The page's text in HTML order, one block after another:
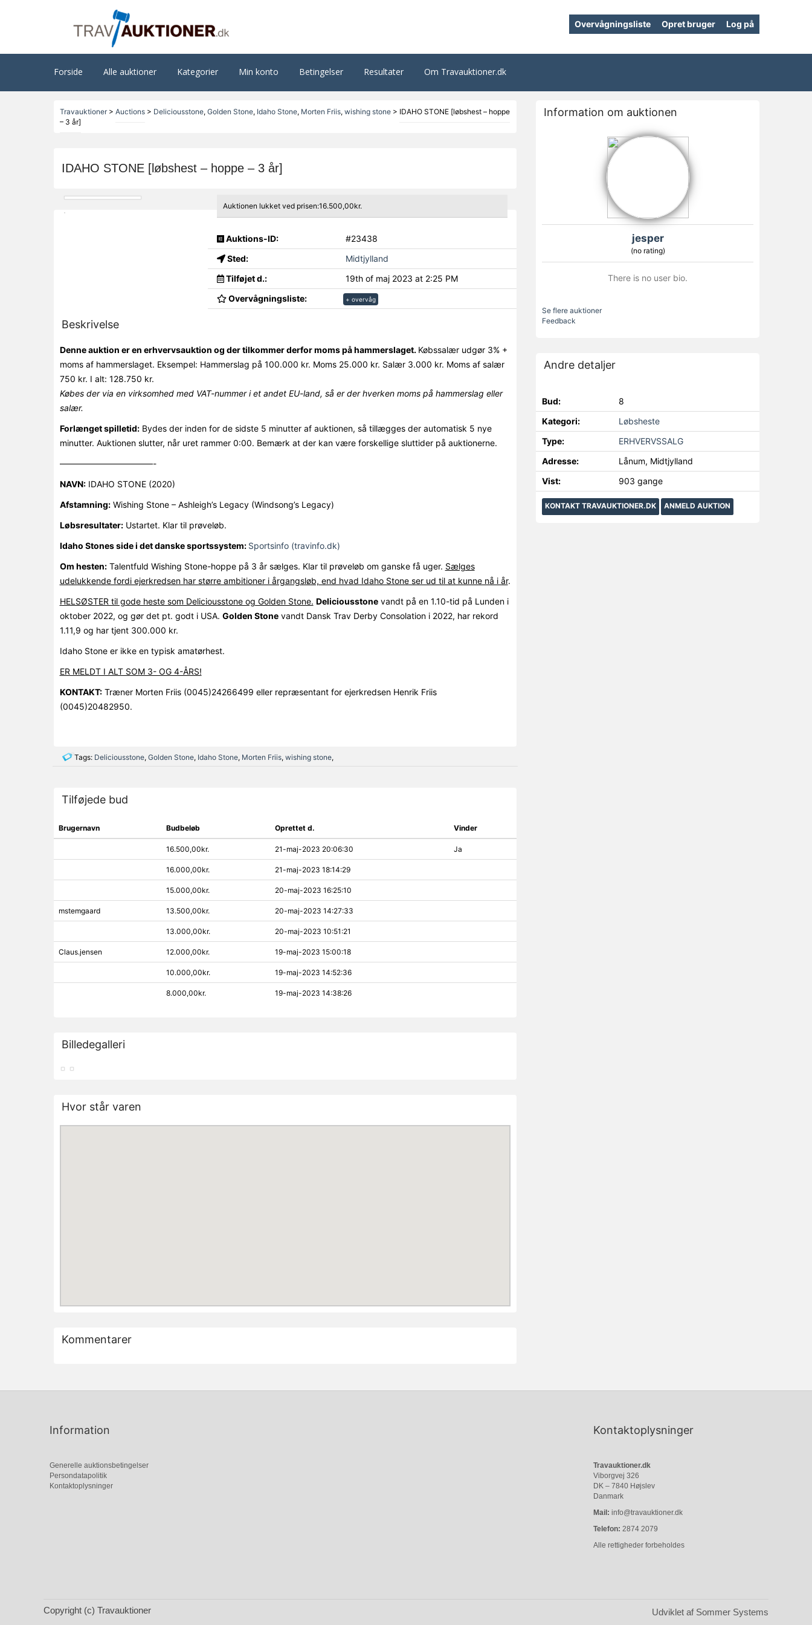
Overvågningsliste Opret bruger Log på
Forside Alle auktioner Kategorier Min konto Betingelser Resultater Om Travauktioner.dk
Travauktioner> Auctions> Deliciousstone, Golden Stone, Idaho Stone, Morten Friis, wishing stone> IDAHO STONE [løbshest – hoppe
– 3 år]
IDAHO STONE [løbshest – hoppe – 3 år]
Auktionen lukket ved prisen:16.500,00kr.
Auktions-ID:
#23438
Sted:
Midtjylland
Tilføjet d.:
19th of maj 2023 at 2:25 PM
Overvågningsliste:
+ overvåg
Beskrivelse
Denne auktion er en erhvervsauktion og der tilkommer derfor moms på hammerslaget. Købssalær udgør 3% +
moms af hammerslaget. Eksempel: Hammerslag på 100.000 kr. Moms 25.000 kr. Salær 3.000 kr. Moms af salær
750 kr. I alt: 128.750 kr.
Købes der via en virksomhed med VAT-nummer i et andet EU-land, så er der hverken moms på hammerslag eller
salær.
Forlænget spilletid:Bydes der inden for de sidste 5 minutter af auktionen, så tillægges der automatisk 5 nye
minutter. Auktionen slutter, når uret rammer 0:00. Bemærk at der kan være forskellige sluttider på auktionerne.
———————————-
NAVN:IDAHO STONE (2020)
Afstamning:Wishing Stone – Ashleigh’s Legacy (Windsong’s Legacy)
Løbsresultater:Ustartet. Klar til prøveløb.
Idaho Stones side i det danske sportssystem: Sportsinfo (travinfo.dk)
Om hesten:Talentfuld Wishing Stone-hoppe på 3 år sælges. Klar til prøveløb om ganske få uger. Sælges
udelukkende fordi ejerkredsen har større ambitioner i årgangsløb, end hvad Idaho Stone ser ud til at kunne nå i år.
HELSØSTER til gode heste som Deliciousstone og Golden Stone. Deliciousstonevandt på en 1.10-tid på Lunden i
oktober 2022, og gør det pt. godt i USA. Golden Stonevandt Dansk Trav Derby Consolation i 2022, har rekord
1.11,9 og har tjent 300.000 kr.
Idaho Stone er ikke en typisk amatørhest.
ER MELDT I ALT SOM 3- OG 4-ÅRS!
KONTAKT:Træner Morten Friis (0045)24266499 eller repræsentant for ejerkredsen Henrik Friis
(0045)20482950.
Tags: Deliciousstone, Golden Stone, Idaho Stone, Morten Friis, wishing stone,
Tilføjede bud
Brugernavn Budbeløb Oprettet d. Vinder
16.500,00kr. 21-maj-2023 20:06:30 Ja
16.000,00kr. 21-maj-2023 18:14:29
15.000,00kr. 20-maj-2023 16:25:10
mstemgaard 13.500,00kr. 20-maj-2023 14:27:33
13.000,00kr. 20-maj-2023 10:51:21
Claus.jensen 12.000,00kr. 19-maj-2023 15:00:18
10.000,00kr. 19-maj-2023 14:52:36
8.000,00kr. 19-maj-2023 14:38:26
Billedegalleri
Hvor står varen
Kommentarer
Information om auktionen
jesper
(no rating)
There is no user bio.
Se flere auktioner
Feedback
Andre detaljer
Bud:
8
Kategori:
Løbsheste
Type:
ERHVERVSSALG
Adresse:
Lånum, Midtjylland
Vist:
903 gange
KONTAKT TRAVAUKTIONER.DK ANMELD AUKTION
Information
Generelle auktionsbetingelser
Persondatapolitik
Kontaktoplysninger
Kontaktoplysninger
Travauktioner.dk
Viborgvej 326
DK – 7840 Højslev
Danmark
Mail: info@travauktioner.dk
Telefon: 2874 2079
Alle rettigheder forbeholdes
Copyright (c) Travauktioner Udviklet af Sommer Systems